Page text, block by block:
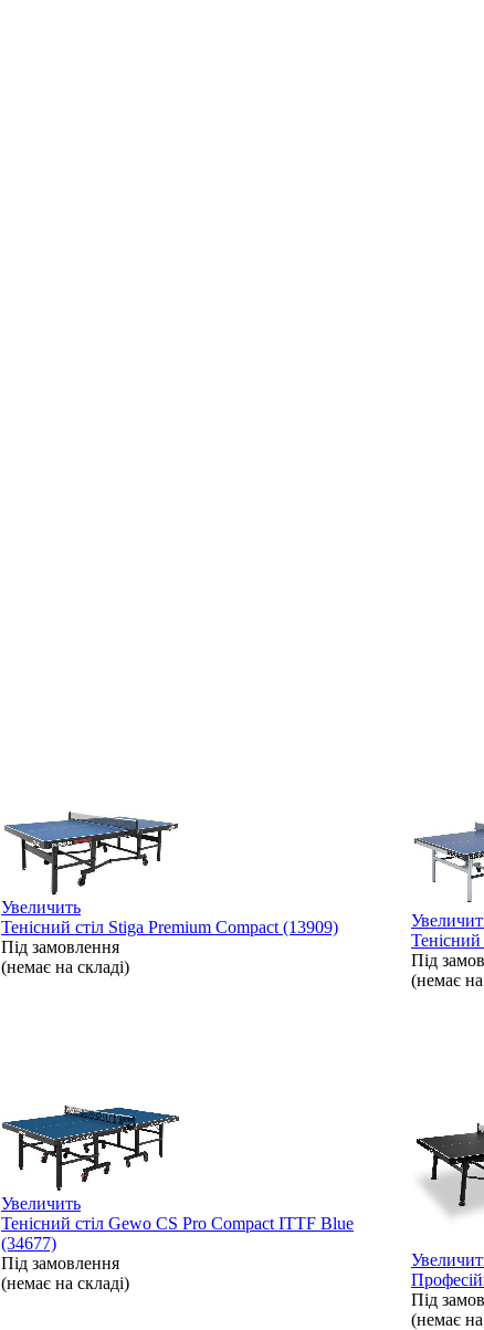
Увеличить
Тенісний стіл Stiga Premium Compact (13909)
Під замовлення
(немає на складі)
Під
(немає на
Увеличить
Тенісний стіл Gewo CS Pro Compact ITTF Blue
(34677)
Під замовлення
(немає на складі)
Під
(немає на